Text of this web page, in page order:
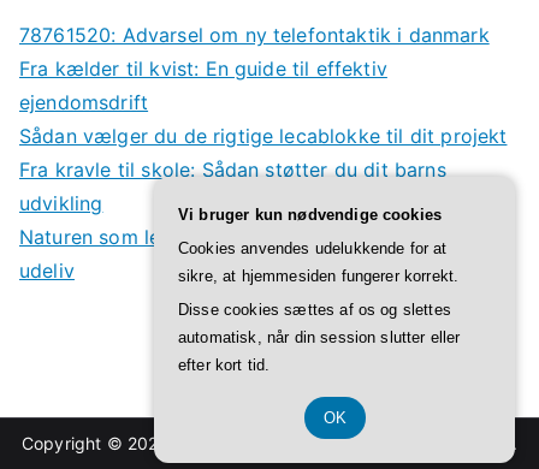
78761520: Advarsel om ny telefontaktik i danmark
Fra kælder til kvist: En guide til effektiv
ejendomsdrift
Sådan vælger du de rigtige lecablokke til dit projekt
Fra kravle til skole: Sådan støtter du dit barns
udvikling
Naturen som legeplads: Derfor har børn godt af
udeliv
Copyright © 2026 . Powered byZakra .
Vi bruger kun nødvendige cookies
Cookies anvendes udelukkende for at
sikre, at hjemmesiden fungerer korrekt.
Disse cookies sættes af os og slettes
automatisk, når din session slutter eller
efter kort tid.
OK